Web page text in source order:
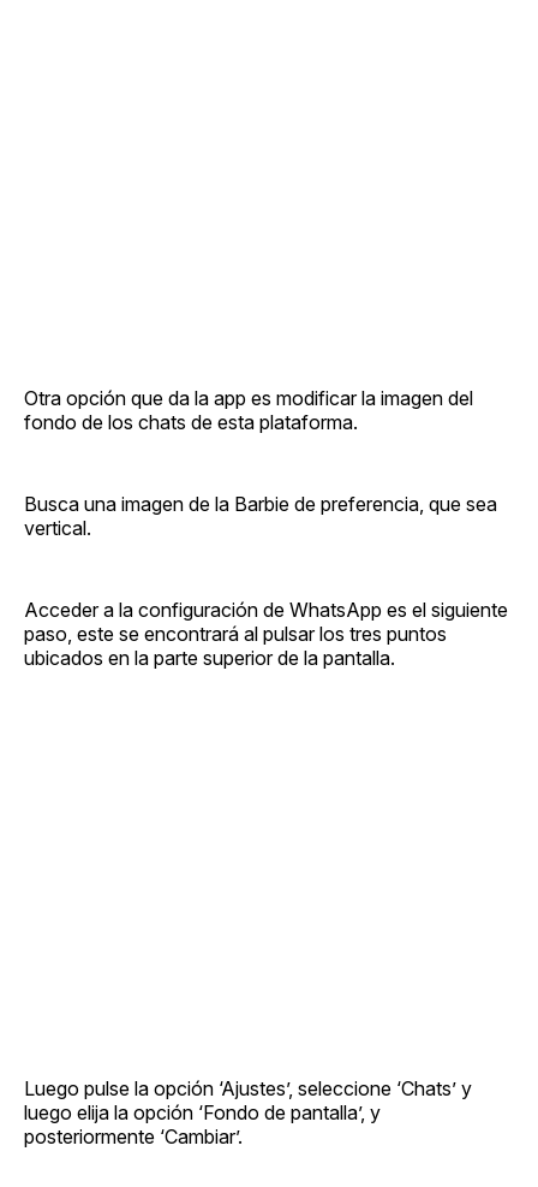
Otra opción que da la app es modificar la imagen del
fondo de los chats de esta plataforma.
Busca una imagen de la Barbie de preferencia, que sea
vertical.
Acceder a la configuración de WhatsApp es el siguiente
paso, este se encontrará al pulsar los tres puntos
ubicados en la parte superior de la pantalla.
Luego pulse la opción ‘Ajustes’, seleccione ‘Chats’ y
luego elija la opción ‘Fondo de pantalla’, y
posteriormente ‘Cambiar’.